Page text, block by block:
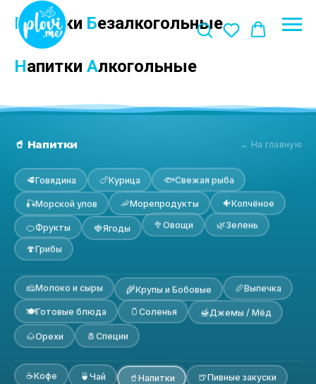
Напитки Безалкогольные
Напитки Алкогольные
🥤 Напитки ← На главную
🥩Говядина 🍗Курица 🐟Свежая рыба
🎣Морской улов 🦐Морепродукты 🐠Копчёное
🍊Фрукты 🍓Ягоды 🥦Овощи 🌿Зелень
🍄Грибы
🧀Молоко и сыры 🌾Крупы и Бобовые 🥖Выпечка
🍽Готовые блюда 🫙 Соленья 🍯Джемы / Мёд
🌰Орехи 🧂 Специи
☕Кофе 🍵 Чай 🥤 Напитки 🍺Пивные закуски